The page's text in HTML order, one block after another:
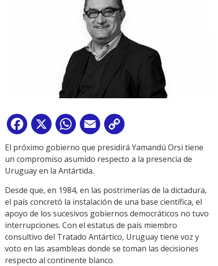
Facebook
X WhatsApp
Email
Link
El próximo gobierno que presidirá Yamandú Orsi tiene
un compromiso asumido respecto a la presencia de
Uruguay en la Antártida.
Desde que, en 1984, en las postrimerías de la dictadura,
el país concretó la instalación de una base científica, el
apoyo de los sucesivos gobiernos democráticos no tuvo
interrupciones. Con el estatus de país miembro
consultivo del Tratado Antártico, Uruguay tiene voz y
voto en las asambleas donde se toman las decisiones
respecto al continente blanco.